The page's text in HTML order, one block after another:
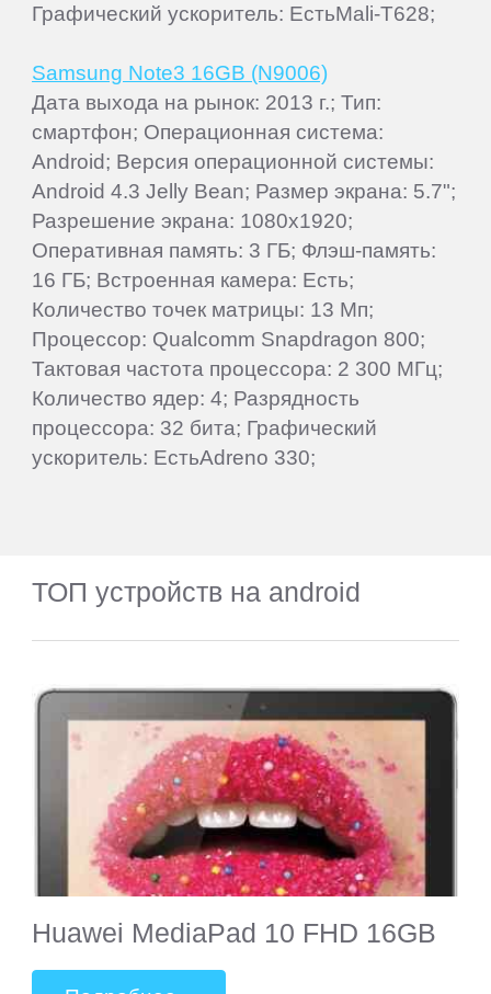
Графический ускоритель: ЕстьMali-T628;
Samsung Note3 16GB (N9006)
Дата выхода на рынок: 2013 г.; Тип:
смартфон; Операционная система:
Android; Версия операционной системы:
Android 4.3 Jelly Bean; Размер экрана: 5.7";
Разрешение экрана: 1080x1920;
Оперативная память: 3 ГБ; Флэш-память:
16 ГБ; Встроенная камера: Есть;
Количество точек матрицы: 13 Мп;
Процессор: Qualcomm Snapdragon 800;
Тактовая частота процессора: 2 300 МГц;
Количество ядер: 4; Разрядность
процессора: 32 бита; Графический
ускоритель: ЕстьAdreno 330;
ТОП устройств на android
Huawei MediaPad 10 FHD 16GB